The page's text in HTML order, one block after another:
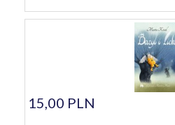
15,00 PLN